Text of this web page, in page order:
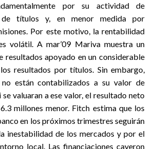
por su actividad de
de títulos y, en menor medida por
Por este motivo, la rentabilidad
volátil. A mar’09 Mariva muestra un
resultados apoyado en un considerable
resultados por títulos. Sin embargo,
están contabilizados a su valor de
se valuaran a ese valor, el resultado neto
millones menor. Fitch estima que los
en los próximos trimestres seguirán
inestabilidad de los mercados y por el
local. Las financiaciones cayeron